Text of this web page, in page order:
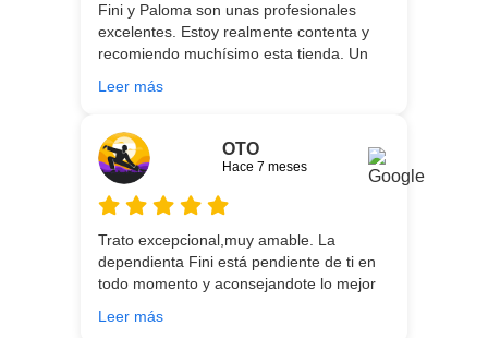
equipo.
Fini y Paloma son unas profesionales
excelentes. Estoy realmente contenta y
recomiendo muchísimo esta tienda. Un
entrega.
Leer más
OTO
Hace 7 meses
Trato excepcional,muy amable. La
dependienta Fini está pendiente de ti en
todo momento y aconsejandote lo mejor
buscando!!
Leer más